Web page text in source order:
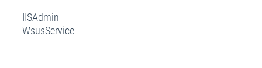
IISAdmin
WsusService